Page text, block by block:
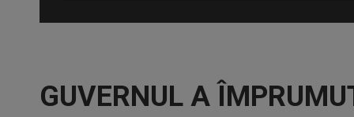
GUVERNUL A